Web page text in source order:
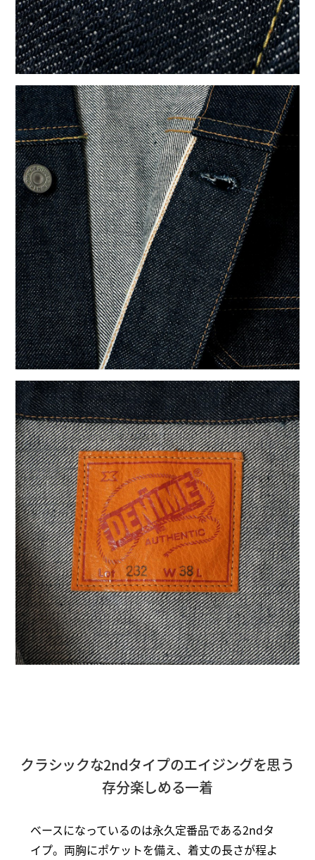
クラシックな2ndタイプのエイジングを思う
存分楽しめる一着
ベースになっているのは永久定番品である2ndタ
イプ。両胸にポケットを備え、着丈の長さが程よ